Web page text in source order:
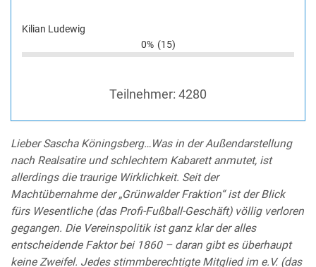
Kilian Ludewig
0% (15)
Teilnehmer: 4280
Lieber Sascha Köningsberg…Was in der Außendarstellung
nach Realsatire und schlechtem Kabarett anmutet, ist
allerdings die traurige Wirklichkeit. Seit der
Machtübernahme der „Grünwalder Fraktion“ ist der Blick
fürs Wesentliche (das Profi-Fußball-Geschäft) völlig verloren
gegangen. Die Vereinspolitik ist ganz klar der alles
entscheidende Faktor bei 1860 – daran gibt es überhaupt
keine Zweifel. Jedes stimmberechtigte Mitglied im e.V. (das